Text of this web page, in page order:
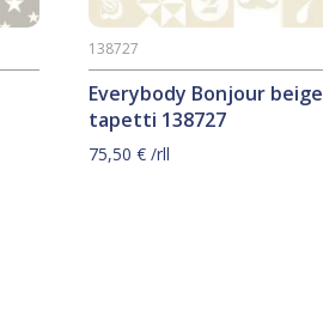
Everybody Bonjour beige
tapetti 138727
138727
75,50€ /rll